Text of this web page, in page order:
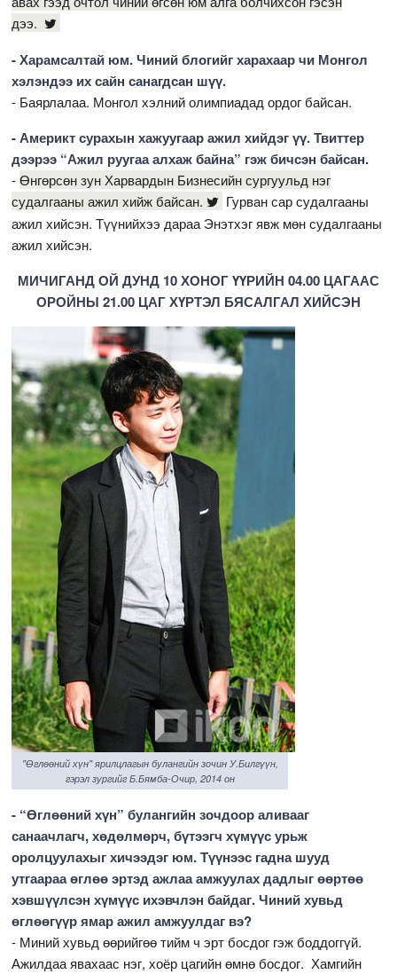
дээ.
- Харамсалтай юм. Чиний блогийг харахаар чи Монгол
хэлэндээ их сайн санагдсан шүү.
- Баярлалаа. Монгол хэлний олимпиадад ордог байсан.
- Америкт сурахын хажуугаар ажил хийдэг үү. Твиттер
дээрээ “Ажил руугаа алхаж байна” гэж бичсэн байсан.
-Өнгөрсөн зун Харвардын Бизнесийн сургуульд нэг
судалгааны ажил хийж байсан.
Гурван сар судалгааны
ажил хийсэн. Түүнийхээ дараа Энэтхэг явж мөн судалгааны
ажил хийсэн.
МИЧИГАНД ОЙ ДУНД 10 ХОНОГ ҮҮРИЙН 04.00 ЦАГААС
ОРОЙНЫ 21.00 ЦАГ ХҮРТЭЛ БЯСАЛГАЛ ХИЙСЭН
"Өглөөний хүн" ярилцлагын булангийн зочин У.Билгүүн,
гэрэл зургийг Б.Бямба-Очир, 2014 он
- “Өглөөний хүн” булангийн зочдоор аливааг
санаачлагч, хөдөлмөрч, бүтээгч хүмүүс урьж
оролцуулахыг хичээдэг юм. Түүнээс гадна шууд
утгаараа өглөө эртэд ажлаа амжуулах дадлыг өөртөө
хэвшүүлсэн хүмүүс ихэвчлэн байдаг. Чиний хувьд
өглөөгүүр ямар ажил амжуулдаг вэ?
- Миний хувьд өөрийгөө тийм ч эрт босдог гэж боддоггүй.
Ажилдаа явахаас нэг, хоёр цагийн өмнө босдог. Хамгийн